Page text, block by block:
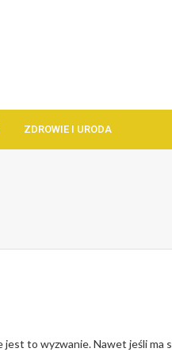
ZDROWIE I URODA
jest to wyzwanie. Nawet jeśli ma